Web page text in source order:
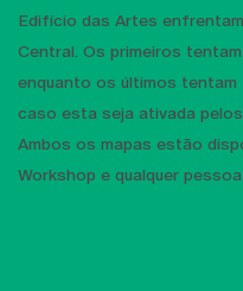
Edifício das Artes
Central. Os primeiros
enquanto os últimos tentam
caso esta seja ativada
Ambos os mapas estão
Workshop e qualquer